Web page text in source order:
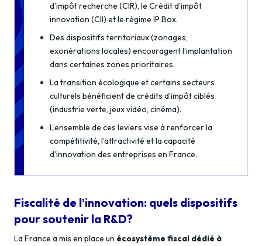
d’impôt recherche (CIR), le Crédit d’impôt
innovation (CII) et le régime IP Box.
Des dispositifs territoriaux (zonages,
exonérations locales) encouragent l’implantation
dans certaines zones prioritaires.
La transition écologique et certains secteurs
culturels bénéficient de crédits d’impôt ciblés
(industrie verte, jeux vidéo, cinéma).
L’ensemble de ces leviers vise à renforcer la
compétitivité, l’attractivité et la capacité
d’innovation des entreprises en France.
Fiscalité de l’innovation: quels dispositifs
pour soutenir la R&D?
La France a mis en place un écosystème fiscal dédié à